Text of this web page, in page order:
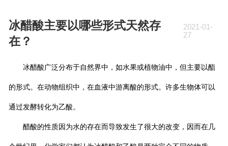
冰醋酸主要以哪些形式天然存
在？
2021-01-
27
冰醋酸广泛分布于自然界中，如水果或植物油中，但主要以酯
的形式。在动物组织中，在血液中游离酸的形式。许多生物体可以
通过发酵转化为乙酸。
醋酸的性质因为水的存在而导致发生了很大的改变，因而在几